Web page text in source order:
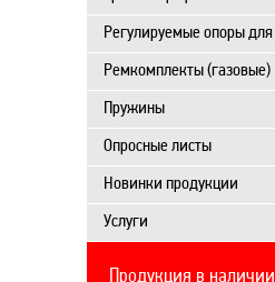
Регулируемые опоры
Ремкомплекты (газовые)
Пружины
Опросные листы
Новинки продукции
Услуги
Продукция в наличии